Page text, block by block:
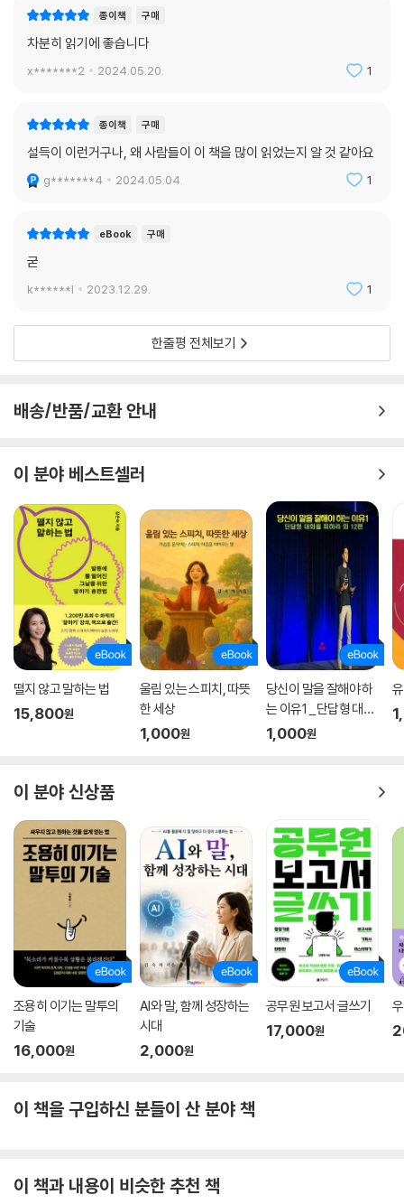
종이책 구매
차분히 읽기에 좋습니다
x*******2 2024.05.20. 1
종이책 구매
설득이 이런거구나, 왜 사람들이 이 책을 많이 읽었는지 알 것 같아요
g*******4 2024.05.04. 1
eBook 구매
굳
k******l 2023.12.29. 1
한줄평 전체보기
배송/반품/교환 안내
이 분야 베스트셀러
떨지 않고 말하는 법
15,800원
울림 있는 스피치, 따뜻
한 세상
1,000원
당신이 말을 잘해야 하
는 이유1 _단답형 대화
를 피하라 외 12편
1,000원
이 분야 신상품
조용히 이기는 말투의
기술
16,000원
AI와 말, 함께 성장하는
시대
2,000원
공무원 보고서 글쓰기
17,000원
이 책을 구입하신 분들이 산 분야 책
이 책과 내용이 비슷한 추천 책